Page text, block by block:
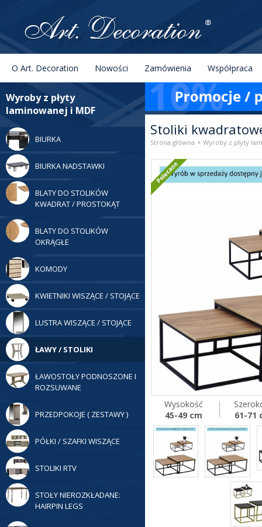
Menu
O Art. Decoration Nowości Zamówienia Współpraca
Szukaj
Wyroby z płyty
laminowanej i MDF
BIURKA
BIURKA NADSTAWKI
BLATY DO STOLIKÓW
KWADRAT / PROSTOKĄT
BLATY DO STOLIKÓW
OKRĄGŁE
KOMODY
KWIETNIKI WISZĄCE / STOJĄCE
LUSTRA WISZĄCE / STOJĄCE
ŁAWY / STOLIKI
ŁAWOSTOŁY PODNOSZONE I
ROZSUWANE
PRZEDPOKOJE ( ZESTAWY )
PÓŁKI / SZAFKI WISZĄCE
STOLIKI RTV
STOŁY NIEROZKŁADANE:
HAIRPIN LEGS
Stoliki
Strona główna › Wyroby z płyty
Wysokość
45-49 cm
61-71